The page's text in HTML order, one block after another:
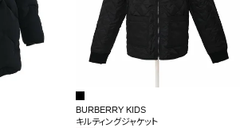
BURBERRY KIDS
キルティングジャケット